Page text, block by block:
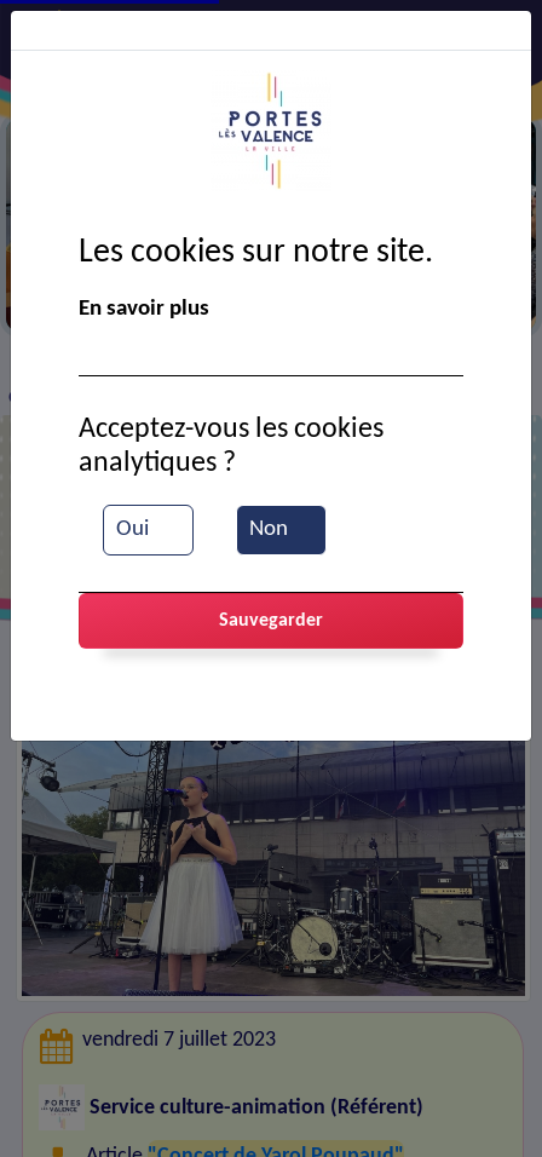
Concert de Yarol Poupaud
Concert de Yarol Poupaud
vendredi 7 juillet 2023
Service culture-animation (Référent)
Les cookies sur notre site.
En savoir plus
Oui Non
Acceptez-vous les cookies
analytiques ?
Sauvegarder